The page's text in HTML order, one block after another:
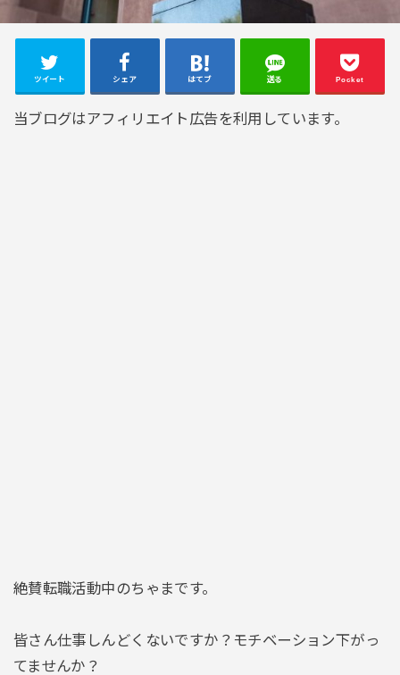
ツイート シェア はてブ 送る Pocket
当ブログはアフィリエイト広告を利用しています。
絶賛転職活動中のちゃまです。
皆さん仕事しんどくないですか？モチベーション下がっ
てませんか？